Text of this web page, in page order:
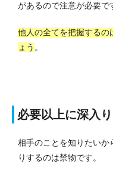
があるので注意が必要で
他人の全てを把握するの
ょう 。
必要以上に深入
相手のことを知りたいか
りするのは禁物です。